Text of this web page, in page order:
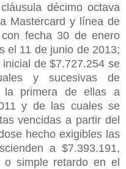
décimo octava
Mastercard y línea de
fecha 30 de enero
el 11 de junio de 2013;
de $7.727.254 se
y sucesivas de
la primera de ellas a
y de las cuales se
vencidas a partir del
hecho exigibles las
a $7.393.191,
simple retardo en el